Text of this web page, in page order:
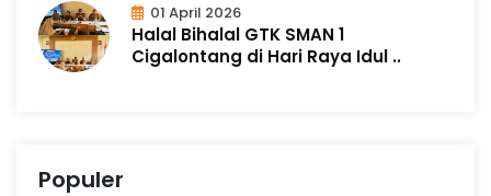
01 April 2026
Halal Bihalal GTK SMAN 1
Cigalontang di Hari Raya Idul ..
Populer